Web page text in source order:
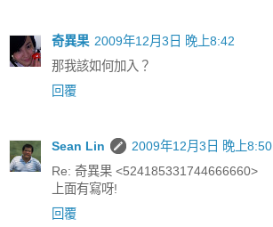
奇異果 2009年12月3日 晚上8:42
那我該如何加入？
回覆
Sean Lin
2009年12月3日 晚上8:50
Re: 奇異果 <524185331744666660>
上面有寫呀!
回覆